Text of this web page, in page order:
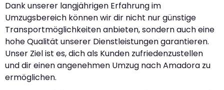
Dank unserer langjährigen Erfahrung im
Umzugsbereich können wir dir nicht nur günstige
Transportmöglichkeiten anbieten, sondern auch eine
hohe Qualität unserer Dienstleistungen garantieren.
Unser Ziel ist es, dich als Kunden zufriedenzustellen
und dir einen angenehmen Umzug nach Amadora zu
ermöglichen.